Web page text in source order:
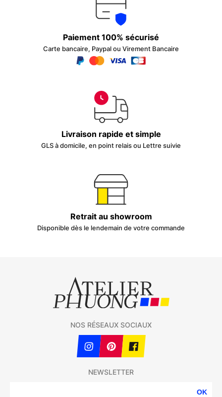
Paiement 100% sécurisé
Carte bancaire, Paypal ou Virement Bancaire
Livraison rapide et simple
GLS à domicile, en point relais ou Lettre suivie
Retrait au showroom
Disponible dès le lendemain de votre commande
NEWSLETTER
OK
NOS RÉSEAUX SOCIAUX